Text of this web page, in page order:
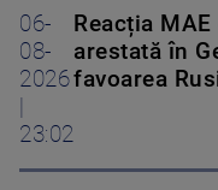
06-
08-
2026
23:02
Reacția
arestată în
favoarea